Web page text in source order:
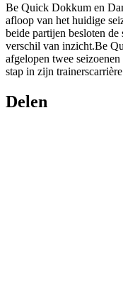
Be Quick Dokkum en
afloop van het huidige
beide partijen besloten
verschil van inzicht.Be
afgelopen twee
stap in zijn
Delen